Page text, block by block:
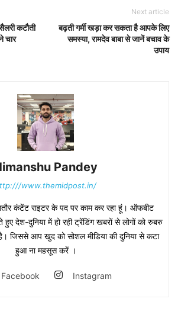
कटौती
चार
Next article
बढ़ती गर्मी खड़ा कर सकता है आपके लिए
समस्या, रामदेव बाबा से जानें बचाव के
उपाय
Pandey
www.themidpost.in/
कंटेंट राइटर के पद पर काम कर रहा हूं। ऑफबीट
देश-दुनिया में हो रही ट्रेंडिंग खबरों से लोगों को रुबरु
जिससे आप खुद को सोशल मीडिया की दुनिया से कटा
हुआ ना महसूस करें ।
Facebook Instagram